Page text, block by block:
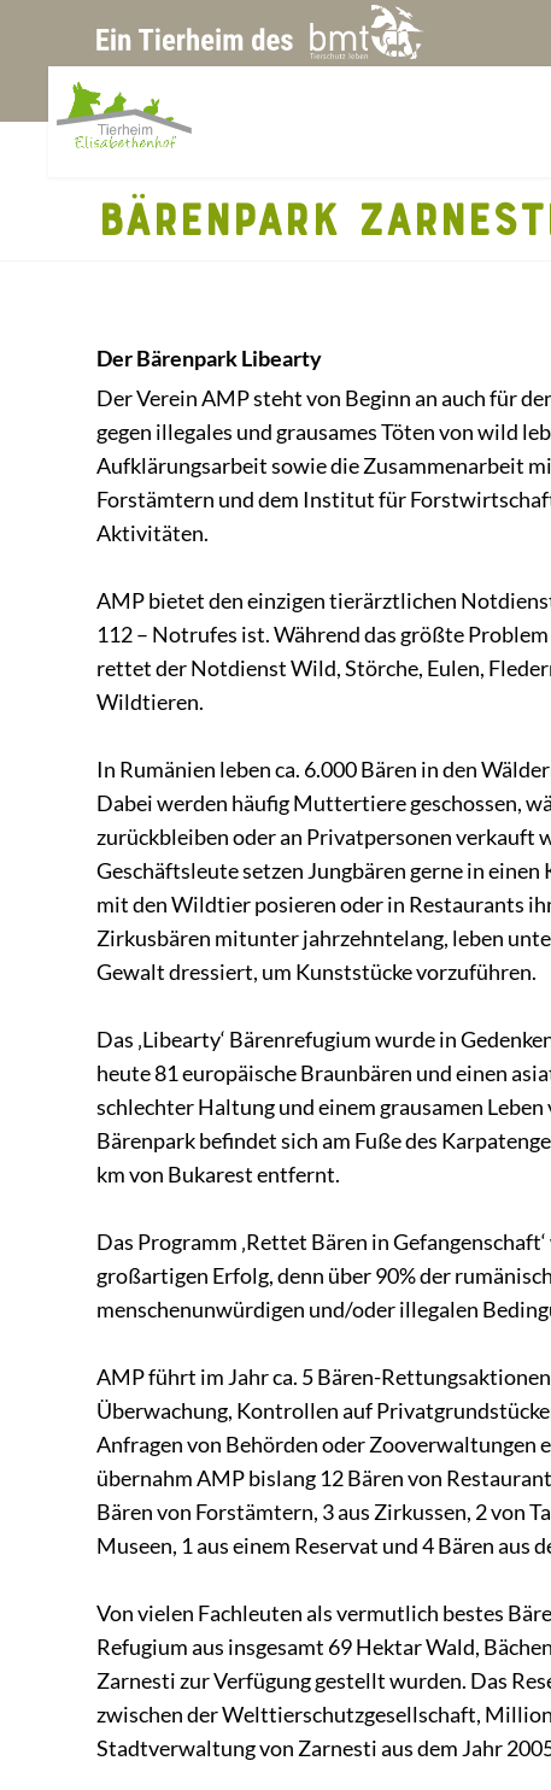
BÄRENPARK
Der Bärenpark Libearty
Der Verein AMP steht von Beginn an auch für
gegen illegales und grausames Töten von wild
Aufklärungsarbeit sowie die Zusammenarbeit
Forstämtern und dem Institut für
Aktivitäten.
AMP bietet den einzigen tierärztlichen
112 – Notrufes ist. Während das größte
rettet der Notdienst Wild, Störche, Eulen,
Wildtieren.
In Rumänien leben ca. 6.000 Bären in den
Dabei werden häufig Muttertiere geschossen,
zurückbleiben oder an Privatpersonen verkauft
Geschäftsleute setzen Jungbären gerne in
mit den Wildtier posieren oder in Restaurants
Zirkusbären mitunter jahrzehntelang, leben
Gewalt dressiert, um Kunststücke vorzuführen.
Das ‚Libearty‘ Bärenrefugium wurde in
heute 81 europäische Braunbären und einen
schlechter Haltung und einem grausamen
Bärenpark befindet sich am Fuße des
km von Bukarest entfernt.
Das Programm ‚Rettet Bären in
großartigen Erfolg, denn über 90% der
menschenunwürdigen und/oder illegalen
AMP führt im Jahrca. 5 Bären-
Überwachung, Kontrollen auf
Anfragen von Behörden oder Zooverwaltungen
übernahm AMP bislang 12 Bären von
Bären von Forstämtern, 3 aus Zirkussen, 2 von
Museen, 1 aus einem Reservat und 4 Bären aus
Von vielen Fachleuten als vermutlich bestes
Refugium aus insgesamt 69 Hektar Wald,
Zarnesti zur Verfügung gestellt wurden. Das
zwischen der Welttierschutzgesellschaft,
Stadtverwaltung von Zarnesti aus dem Jahr